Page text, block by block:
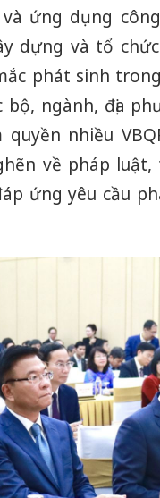
ứng dụng
dựng và tổ
phát sinh
bộ, ngành, địa
nhiều
về pháp
ứng yêu cầu